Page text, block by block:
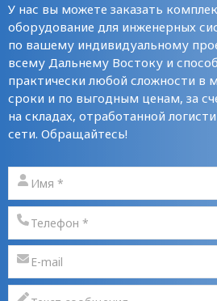
У нас вы можете заказать
оборудование для инженерных
по вашему индивидуальному
всему Дальнему Востоку и
практически любой сложности в
сроки и по выгодным ценам, за
на складах, отработанной
сети. Обращайтесь!